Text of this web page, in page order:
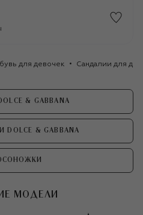
для девочек Сандалии для
& GABBANA
& GABBANA
МОДЕЛИ